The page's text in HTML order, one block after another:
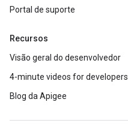
Portal de suporte
Recursos
Visão geral do desenvolvedor
4-minute videos for developers
Blog da Apigee